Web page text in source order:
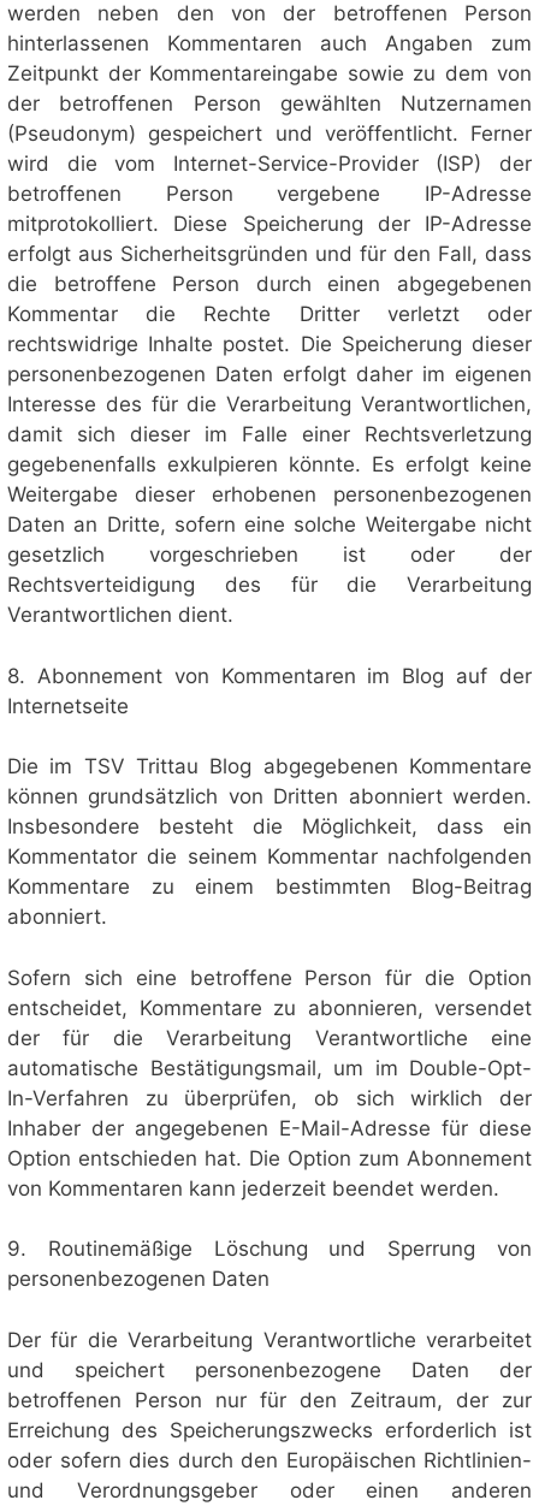
werden neben den von der betroffenen Person
hinterlassenen Kommentaren auch Angaben zum
Zeitpunkt der Kommentareingabe sowie zu dem von
der betroffenen Person gewählten Nutzernamen
(Pseudonym) gespeichert und veröffentlicht. Ferner
wird die vom Internet-Service-Provider (ISP) der
betroffenen Person vergebene IP-Adresse
mitprotokolliert. Diese Speicherung der IP-Adresse
erfolgt aus Sicherheitsgründen und für den Fall, dass
die betroffene Person durch einen abgegebenen
Kommentar die Rechte Dritter verletzt oder
rechtswidrige Inhalte postet. Die Speicherung dieser
personenbezogenen Daten erfolgt daher im eigenen
Interesse des für die Verarbeitung Verantwortlichen,
damit sich dieser im Falle einer Rechtsverletzung
gegebenenfalls exkulpieren könnte. Es erfolgt keine
Weitergabe dieser erhobenen personenbezogenen
Daten an Dritte, sofern eine solche Weitergabe nicht
gesetzlich vorgeschrieben ist oder der
Rechtsverteidigung des für die Verarbeitung
Verantwortlichen dient.
8. Abonnement von Kommentaren im Blog auf der
Internetseite
Die im TSV Trittau Blog abgegebenen Kommentare
können grundsätzlich von Dritten abonniert werden.
Insbesondere besteht die Möglichkeit, dass ein
Kommentator die seinem Kommentar nachfolgenden
Kommentare zu einem bestimmten Blog-Beitrag
abonniert.
Sofern sich eine betroffene Person für die Option
entscheidet, Kommentare zu abonnieren, versendet
der für die Verarbeitung Verantwortliche eine
automatische Bestätigungsmail, um im Double-Opt-
In-Verfahren zu überprüfen, ob sich wirklich der
Inhaber der angegebenen E-Mail-Adresse für diese
Option entschieden hat. Die Option zum Abonnement
von Kommentaren kann jederzeit beendet werden.
9. Routinemäßige Löschung und Sperrung von
personenbezogenen Daten
Der für die Verarbeitung Verantwortliche verarbeitet
und speichert personenbezogene Daten der
betroffenen Person nur für den Zeitraum, der zur
Erreichung des Speicherungszwecks erforderlich ist
oder sofern dies durch den Europäischen Richtlinien-
und Verordnungsgeber oder einen anderen